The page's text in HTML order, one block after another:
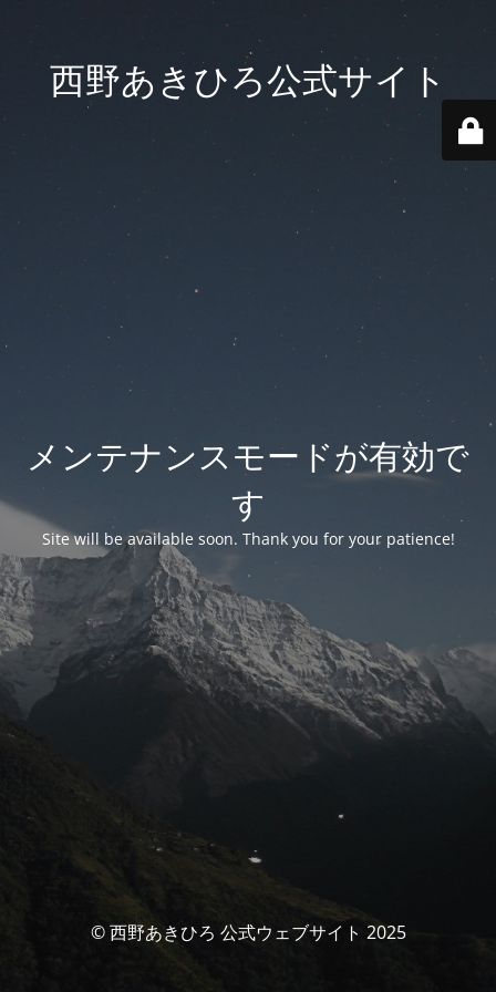
西野あきひろ公式サイト
メンテナンスモードが有効で
す
Site will be available soon. Thank you for your patience!
© 西野あきひろ 公式ウェブサイト 2025